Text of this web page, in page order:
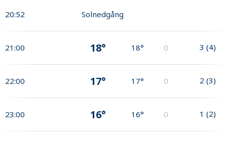
20:52 Solnedgång
21:00 18° 18° 0 3 (4)
22:00 17° 17° 0 2 (3)
23:00 16° 16° 0 1 (2)